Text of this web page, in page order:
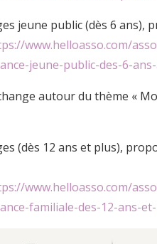
jeune public (dès 6 ans),
www.helloasso.com/
jeune-public-des-6-ans-
autour du thème «
(dès 12 ans et plus),
www.helloasso.com/
familiale-des-12-ans-